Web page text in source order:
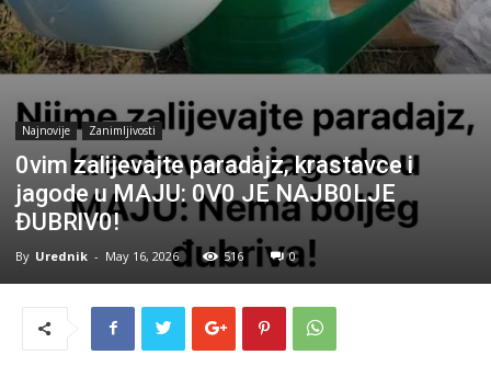
Najnovije Zanimljivosti
0vim zalijevajte paradajz, krastavce i
jagode u MAJU: 0V0 JE NAJB0LJE
ĐUBRlV0!
By Urednik - May 16, 2026 516 0